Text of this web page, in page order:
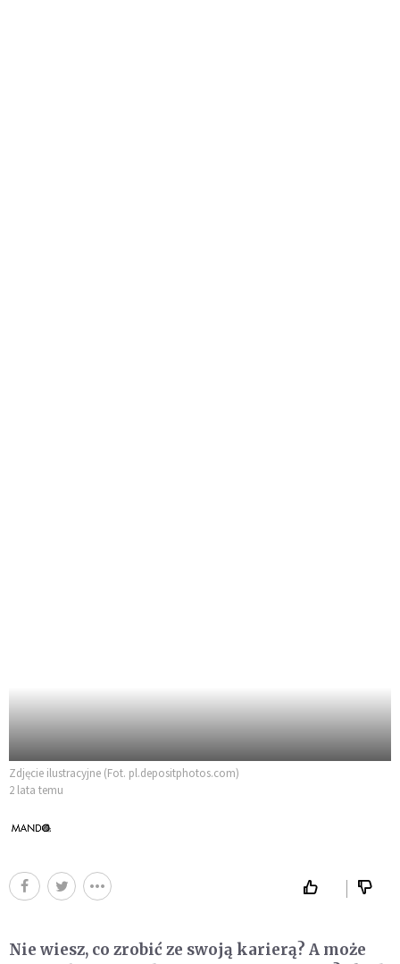
Zdjęcie ilustracyjne (Fot. pl.depositphotos.com)
2 lata temu
Nie wiesz, co zrobić ze swoją karierą? A może